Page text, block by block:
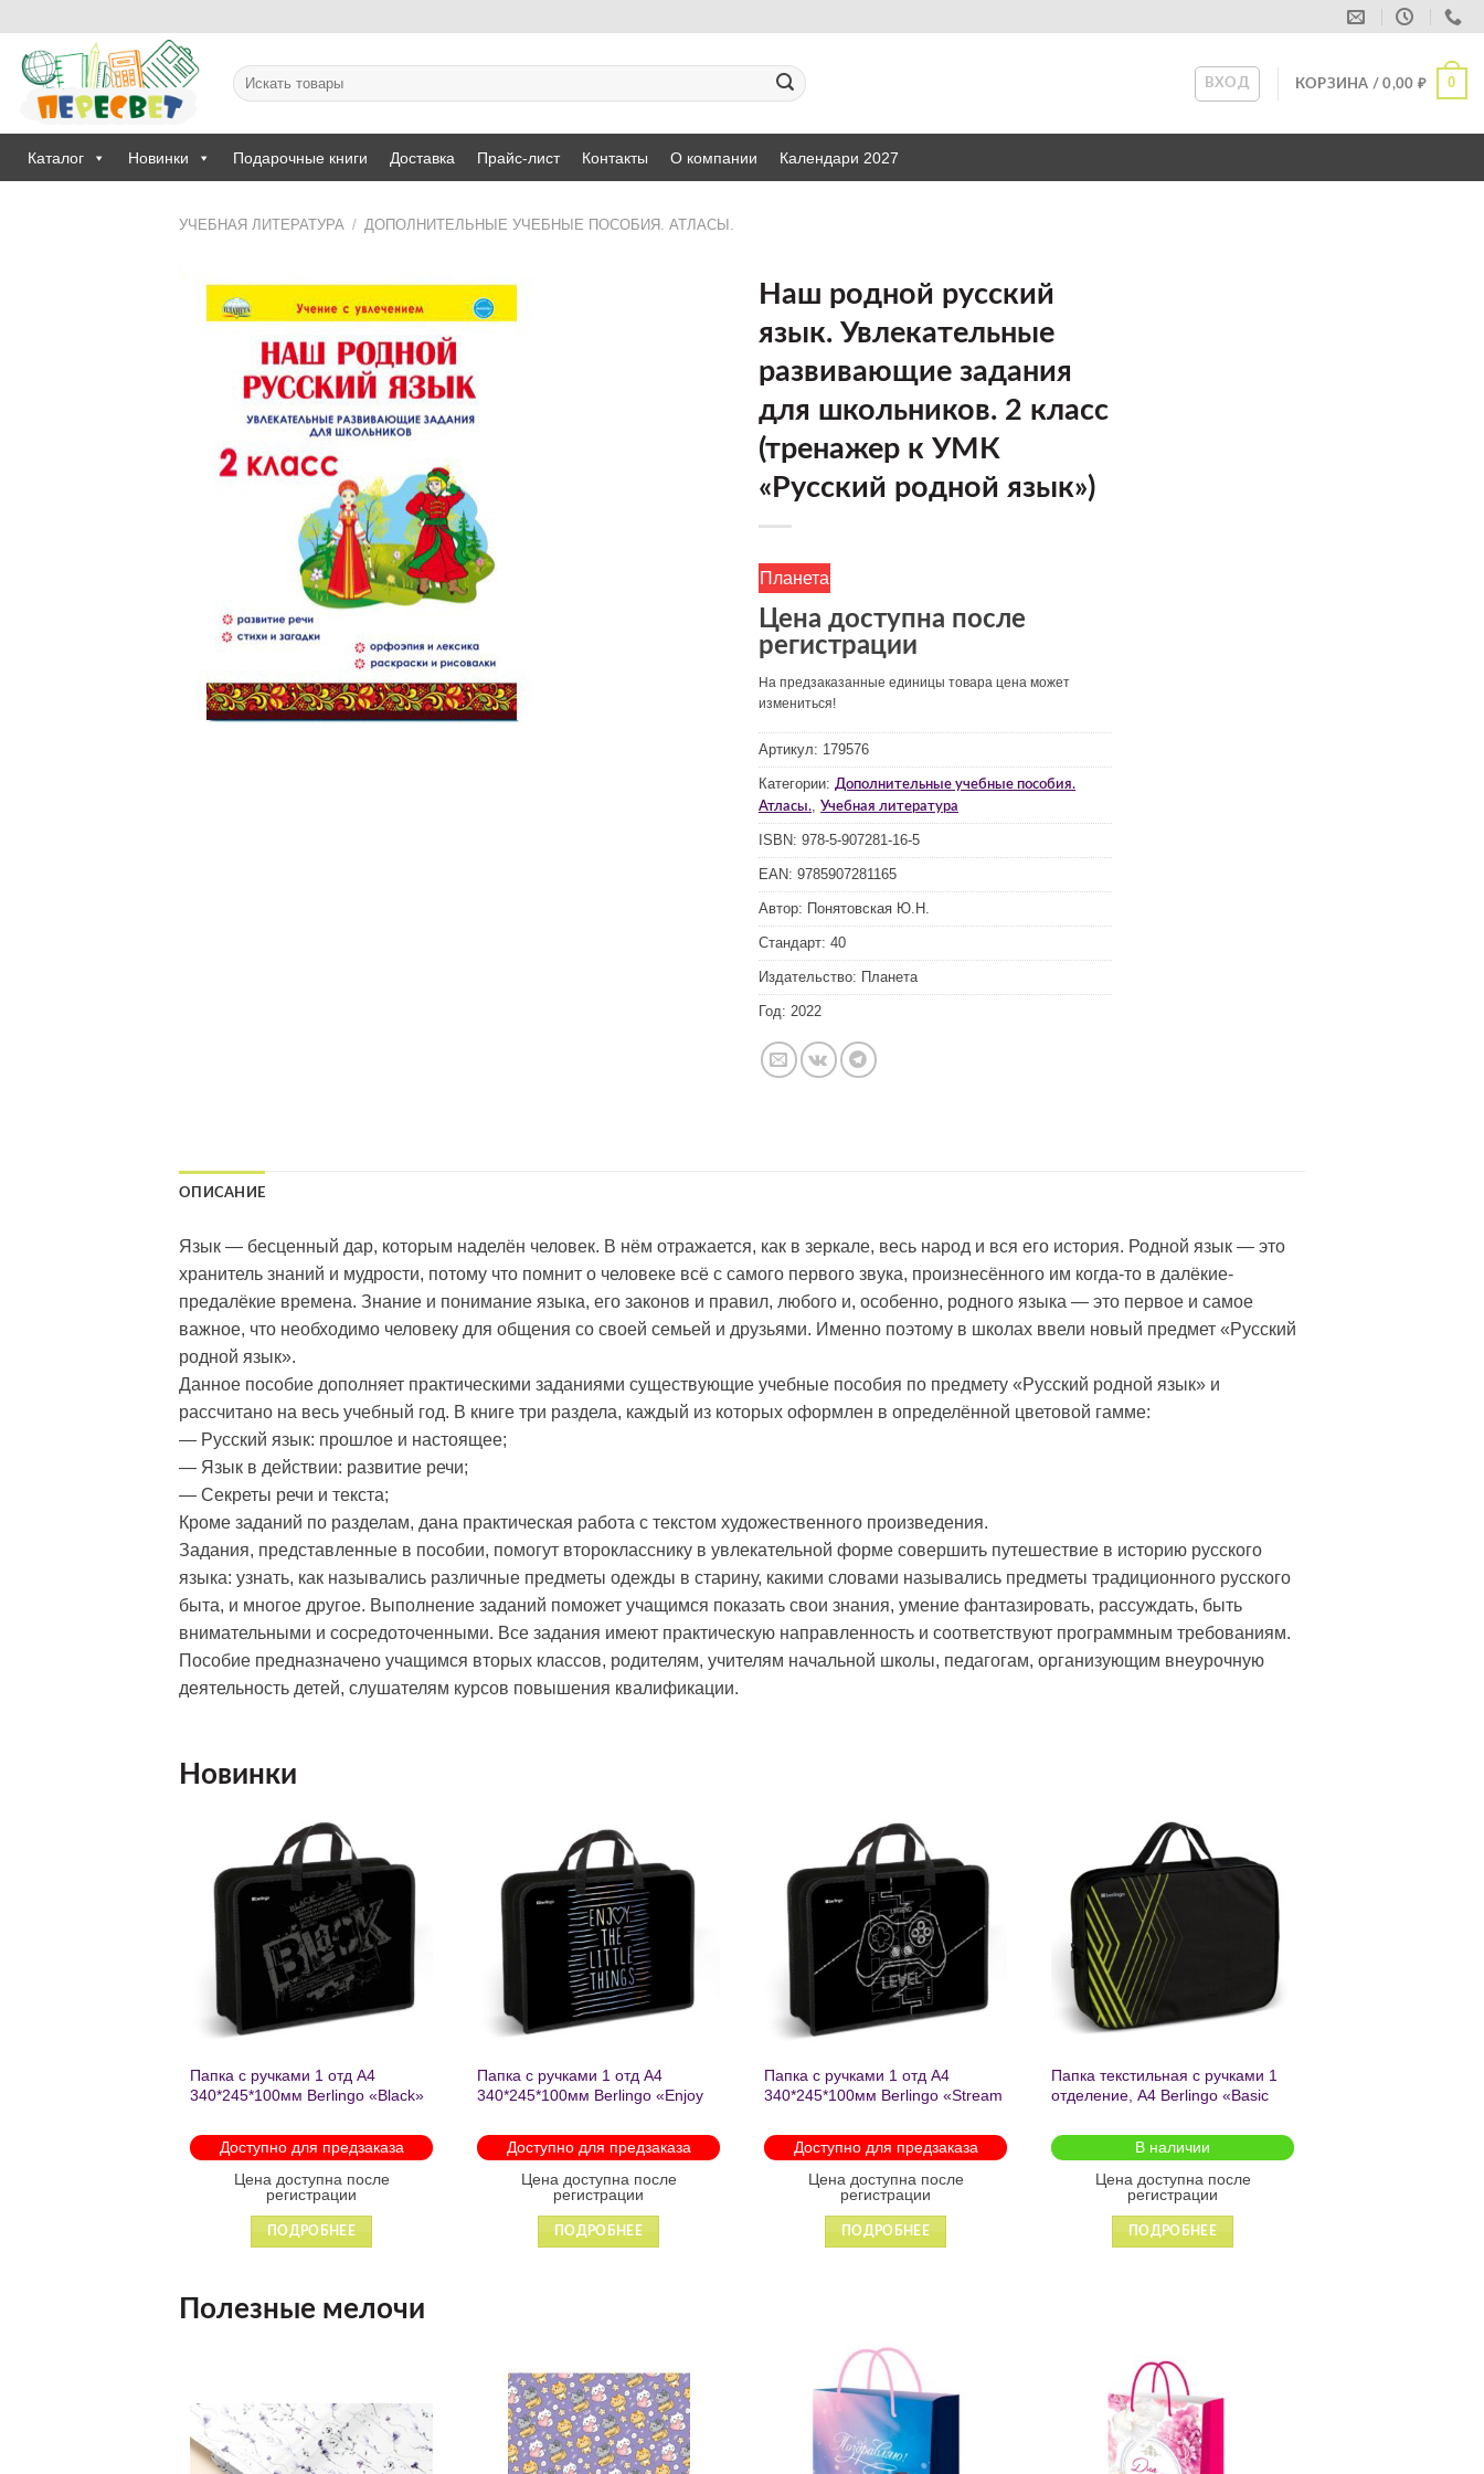
content
Искать:
ВХОД КОРЗИНА /0,00 ₽ 0
Каталог Новинки Подарочные книги Доставка Прайс-лист Контакты О компании Календари 2027
УЧЕБНАЯ ЛИТЕРАТУРА / ДОПОЛНИТЕЛЬНЫЕ УЧЕБНЫЕ ПОСОБИЯ. АТЛАСЫ.
Наш родной русский
язык. Увлекательные
развивающие задания
для школьников. 2 класс
(тренажер к УМК
«Русский родной язык»)
Планета
Цена доступна после
регистрации
На предзаказанные единицы товара цена может
измениться!
Артикул: 179576
Категории: Дополнительные учебные пособия.
Атласы.
Учебная литература
ISBN: 978-5-907281-16-5
EAN: 9785907281165
Автор: Понятовская Ю.Н.
Стандарт: 40
Издательство: Планета
Год: 2022
ОПИСАНИЕ
Язык — бесценный дар, которым наделён человек. В нём отражается, как в зеркале, весь народ и вся его история. Родной язык — это
хранитель знаний и мудрости, потому что помнит о человеке всё с самого первого звука, произнесённого им когда-то в далёкие-
предалёкие времена. Знание и понимание языка, его законов и правил, любого и, особенно, родного языка — это первое и самое
важное, что необходимо человеку для общения со своей семьей и друзьями. Именно поэтому в школах ввели новый предмет «Русский
родной язык».
Данное пособие дополняет практическими заданиями существующие учебные пособия по предмету «Русский родной язык» и
рассчитано на весь учебный год. В книге три раздела, каждый из которых оформлен в определённой цветовой гамме:
— Русский язык: прошлое и настоящее;
— Язык в действии: развитие речи;
— Секреты речи и текста;
Кроме заданий по разделам, дана практическая работа с текстом художественного произведения.
Задания, представленные в пособии, помогут второкласснику в увлекательной форме совершить путешествие в историю русского
языка: узнать, как назывались различные предметы одежды в старину, какими словами назывались предметы традиционного русского
быта, и многое другое. Выполнение заданий поможет учащимся показать свои знания, умение фантазировать, рассуждать, быть
внимательными и сосредоточенными. Все задания имеют практическую направленность и соответствуют программным требованиям.
Пособие предназначено учащимся вторых классов, родителям, учителям начальной школы, педагогам, организующим внеурочную
деятельность детей, слушателям курсов повышения квалификации.
Новинки
Добавить
в список
желаний
Папка с ручками 1 отд А4
340*245*100мм Berlingo «Black»
Доступно для предзаказа
Цена доступна после
регистрации
ПОДРОБНЕЕ
Добавить
в список
желаний
Папка с ручками 1 отд А4
340*245*100мм Berlingo «Enjoy
молнии 1215
Доступно для предзаказа
Цена доступна после
регистрации
ПОДРОБНЕЕ
Добавить
в список
Папка с ручками 1 отд А4
340*245*100мм Berlingo «Stream
Доступно для предзаказа
Цена доступна после
регистрации
ПОДРОБНЕЕ
Добавить
Папка текстильная с ручками 1
отделение, А4 Berlingo «Basic
на молнии2601
В наличии
Цена доступна после
регистрации
ПОДРОБНЕЕ
Полезные мелочи
Добавить
в список
желаний
Добавить
в список
желаний
Добавить
Добавить